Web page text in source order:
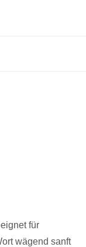
für
wägend sanft